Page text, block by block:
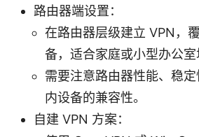
路由器端设置：
在路由器层级建立 VPN，
备，适合家庭或小型办公室
需要注意路由器性能、稳
内设备的兼容性。
自建 VPN 方案：